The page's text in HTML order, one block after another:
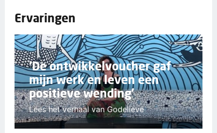
Ervaringen
'De ontwikkelvoucher gaf
mijn werk en leven een
positieve wending'
Lees het verhaal van Godelieve